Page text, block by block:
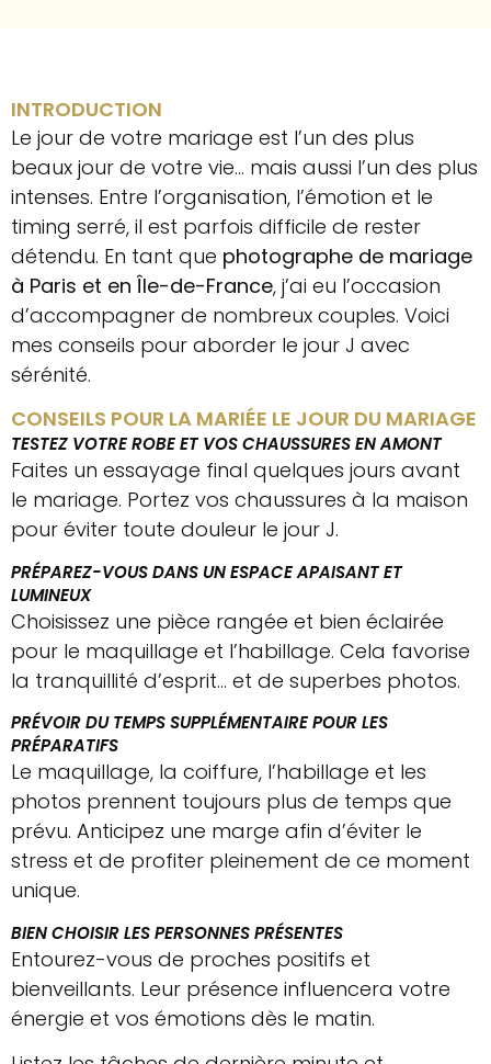
INTRODUCTION
Le jour de votre mariage est l’un des plus
beaux jour de votre vie… mais aussi l’un des plus
intenses. Entre l’organisation, l’émotion et le
timing serré, il est parfois difficile de rester
détendu. En tant que photographe de mariage
à Paris et en Île-de-France, j’ai eu l’occasion
d’accompagner de nombreux couples. Voici
mes conseils pour aborder le jour J avec
sérénité.
CONSEILS POUR LA MARIÉE LE JOUR DU MARIAGE
TESTEZ VOTRE ROBE ET VOS CHAUSSURES EN AMONT
Faites un essayage final quelques jours avant
le mariage. Portez vos chaussures à la maison
pour éviter toute douleur le jour J.
PRÉPAREZ-VOUS DANS UN ESPACE APAISANT ET
LUMINEUX
Choisissez une pièce rangée et bien éclairée
pour le maquillage et l’habillage. Cela favorise
la tranquillité d’esprit… et de superbes photos.
PRÉVOIR DU TEMPS SUPPLÉMENTAIRE POUR LES
PRÉPARATIFS
Le maquillage, la coiffure, l’habillage et les
photos prennent toujours plus de temps que
prévu. Anticipez une marge afin d’éviter le
stress et de profiter pleinement de ce moment
unique.
BIEN CHOISIR LES PERSONNES PRÉSENTES
Entourez-vous de proches positifs et
bienveillants. Leur présence influencera votre
énergie et vos émotions dès le matin.